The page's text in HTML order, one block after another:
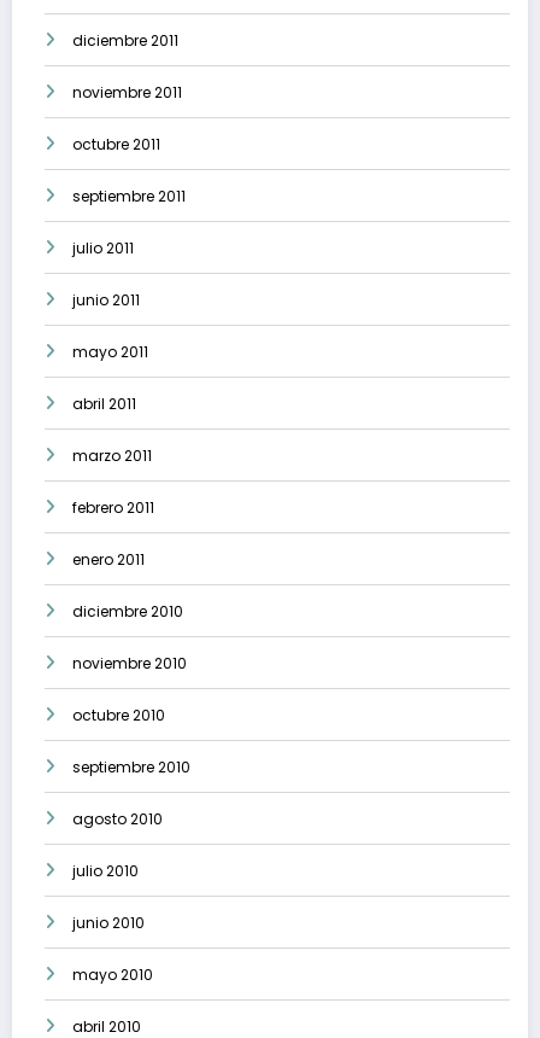
diciembre 2011
noviembre 2011
octubre 2011
septiembre 2011
julio 2011
junio 2011
mayo 2011
abril 2011
marzo 2011
febrero 2011
enero 2011
diciembre 2010
noviembre 2010
octubre 2010
septiembre 2010
agosto 2010
julio 2010
junio 2010
mayo 2010
abril 2010